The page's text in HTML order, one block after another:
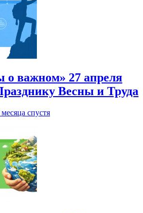
о важном» 27 апреля
Весны и Труда
спустя